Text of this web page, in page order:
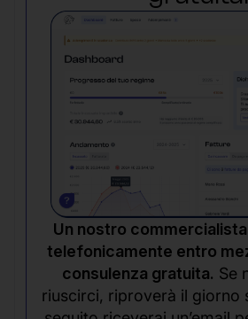
Un nostro
telefonicamente entro
consulenza gratuita. Se
riuscirci, riproverà il giorno